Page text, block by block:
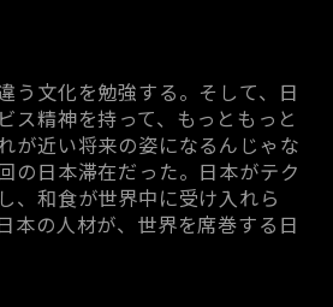
う文化を勉強する。そして、日
ス精神を持って、もっともっと
が近い将来の姿になるんじゃな
の日本滞在だった。日本がテク
、和食が世界中に受け入れら
本の人材が、世界を席巻する日